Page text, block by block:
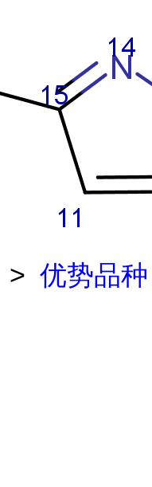
> 优势品种